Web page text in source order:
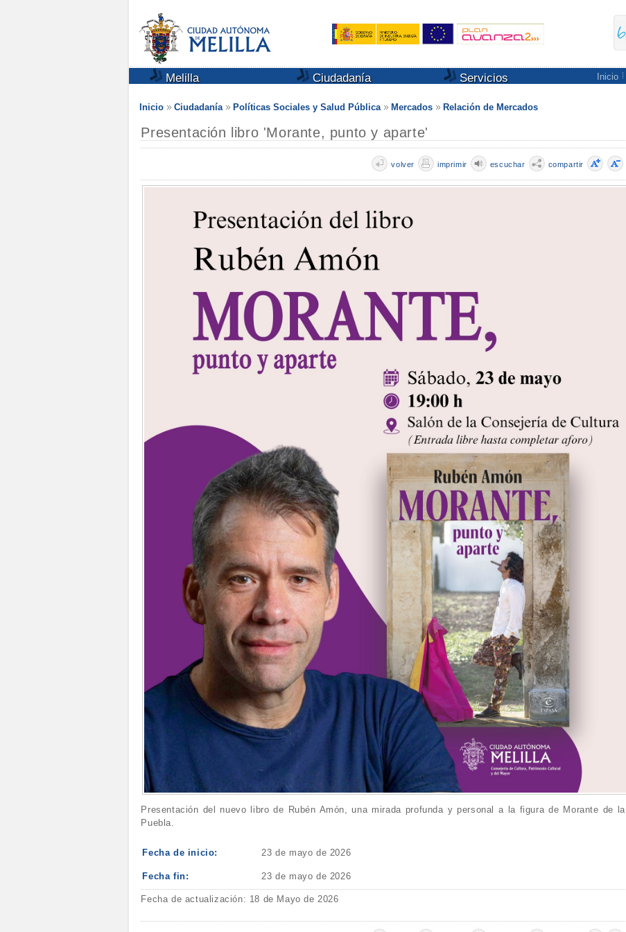
Melilla Ciudadanía Servicios Inicio
Inicio Ciudadanía Políticas Sociales y Salud Pública Mercados Relación de Mercados
Presentación libro 'Morante, punto y aparte'
compartir
escuchar
imprimir
volver
Presentación del nuevo libro de Rubén Amón, una mirada profunda y personal a la figura de Morante de la
Puebla.
Fecha de inicio: 23 de mayo de 2026
Fecha fin: 23 de mayo de 2026
Fecha de actualización: 18 de Mayo de 2026